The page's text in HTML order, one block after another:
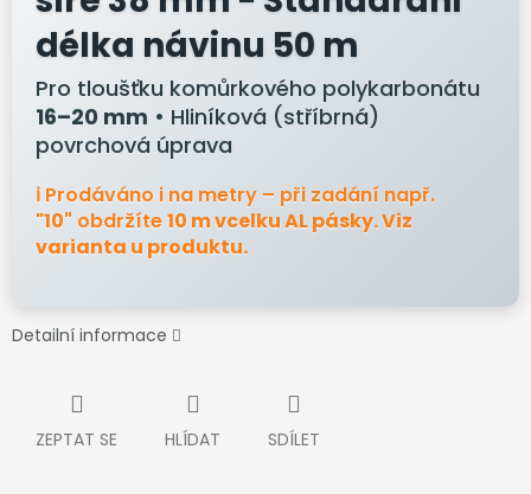
délka návinu 50 m
Pro tloušťku komůrkového polykarbonátu
16–20 mm • Hliníková (stříbrná)
povrchová úprava
ℹ️ Prodáváno i na metry – při zadání např.
"10" obdržíte10 m vcelku AL pásky. Viz
varianta u produktu.
Detailní informace
ZEPTAT SE HLÍDAT SDÍLET